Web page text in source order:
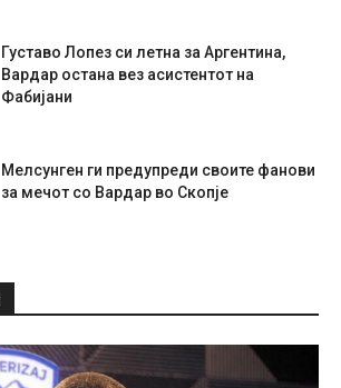
Густаво Лопез си летна за Аргентина,
Вардар остана вез асистентот на
Фабијани
Мелсунген ги предупреди своите фанови
за мечот со Вардар во Скопје